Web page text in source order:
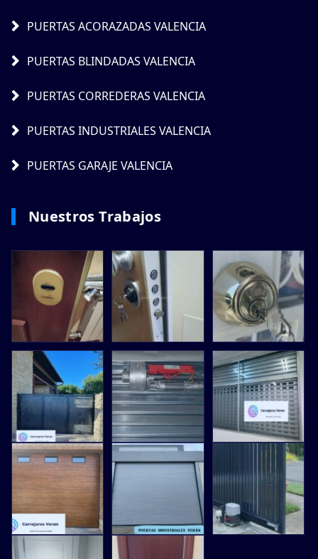
PUERTAS ACORAZADAS VALENCIA
PUERTAS BLINDADAS VALENCIA
PUERTAS CORREDERAS VALENCIA
PUERTAS INDUSTRIALES VALENCIA
PUERTAS GARAJE VALENCIA
Nuestros Trabajos